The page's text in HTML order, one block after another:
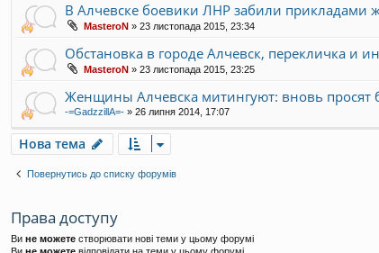
В Алчевске боевики ЛНР забили прикладами
MasteroN » 23 листопада 2015, 23:34
Обстановка в городе Алчевск, перекличка и
MasteroN » 23 листопада 2015, 23:25
Женщины Алчевска митингуют: вновь просят
-=GadzzillA=- » 26 липня 2014, 17:07
Нова тема
Повернутись до списку форумів
Права доступу
Ви не можете створювати нові теми у цьому форумі